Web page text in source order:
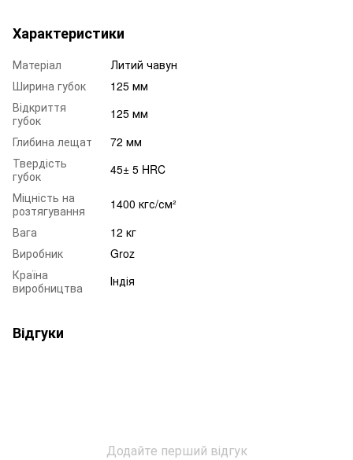
Характеристики
Матеріал
Литий чавун
Ширина губок
125 мм
Відкриття
губок
125 мм
Глибина лещат
72 мм
Твердість
губок
45± 5 HRC
Міцність на
розтягування
1400 кгс/см²
Вага
12 кг
Виробник
Groz
Країна
виробництва
Індія
Відгуки
Додайте перший відгук